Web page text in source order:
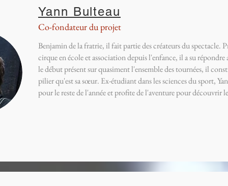
Yann Bulteau
Co-fondateur du projet
Benjamin de la fratrie, il fait partie des créateurs du spectacle.
cirque en école et association depuis l'enfance, il a su
le début présent sur quasiment l'ensemble des tournées, il
pilier qu'est sa sœur. Ex-étudiant dans les sciences du sport,
pour le reste de l'année et profite de l'aventure pour découvrir